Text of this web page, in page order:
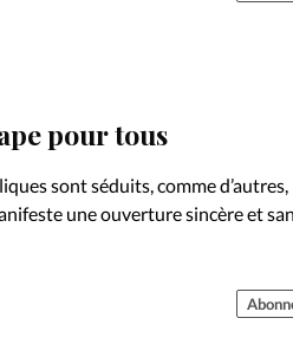
pour tous
sont séduits, comme d’autres,
une ouverture sincère et